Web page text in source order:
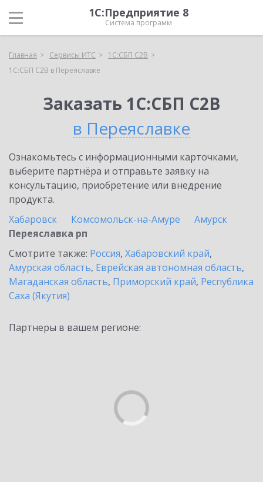
1С:Предприятие 8
Система программ
Главная Сервисы ИТС
1С:СБП C2B
1С:СБП C2B в Переяславке
Заказать 1С:СБП C2B
в Переяславке
Ознакомьтесь с информационными карточками,
выберите партнёра и отправьте заявку на
консультацию, приобретение или внедрение
продукта.
Хабаровск
Комсомольск-на-Амуре
Амурск
Переяславка рп
Смотрите также: Россия, Хабаровский край,
Амурская область, Еврейская автономная область,
Магаданская область, Приморский край, Республика
Саха (Якутия)
Партнеры в вашем регионе: